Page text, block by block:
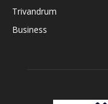
Trivandrum
Business